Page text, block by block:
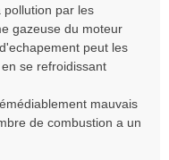
pollution par les
gazeuse du moteur
peut les
se refroidissant
mauvais
de combustion a un